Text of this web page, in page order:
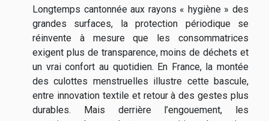
Longtemps cantonnée aux rayons « hygiène » des
grandes surfaces, la protection périodique se
réinvente à mesure que les consommatrices
exigent plus de transparence, moins de déchets et
un vrai confort au quotidien. En France, la montée
des culottes menstruelles illustre cette bascule,
entre innovation textile et retour à des gestes plus
durables. Mais derrière l’engouement, les